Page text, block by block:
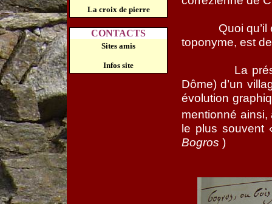
La croix de pierre
CONTACTS
Sites amis
Infos site
Quoi
toponyme, est
La
Dôme) d’un
évolution
mentionné
le plus souvent
Bogros )